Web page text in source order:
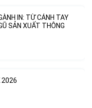
IN: TỪ CÁNH TAY
SẢN XUẤT THÔNG
2026